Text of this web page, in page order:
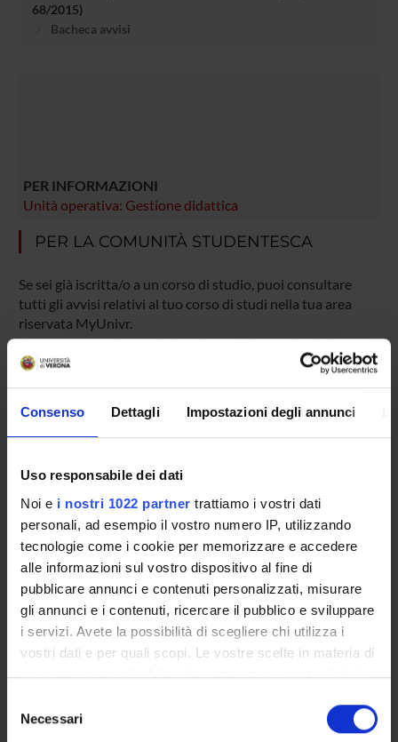
Consenso Dettagli Impostazioni degli annunci
Uso responsabile dei dati
Noi e i nostri 1022 partner trattiamo i vostri dati
personali, ad esempio il vostro numero IP, utilizzando
tecnologie come i cookie per memorizzare e accedere
alle informazioni sul vostro dispositivo al fine di
pubblicare annunci e contenuti personalizzati, misurare
gli annunci e i contenuti, ricercare il pubblico e sviluppare
i servizi. Avete la possibilità di scegliere chi utilizza i
vostri dati e per quali scopi. Le vostre scelte in materia di
privacy sono applicabili solo su questa proprietà digitale
modificare o revocare il proprio consenso in qualsiasi
momento dalla Dichiarazione sui cookie o facendo clic
delNecessari
68/2015)
Bacheca avvisi
PER INFORMAZIONI
Unità operativa: Gestione didattica
PER LA COMUNITÀ STUDENTESCA
Se sei già iscritta/o a un corso di studio, puoi consultare
tutti gli avvisi relativi al tuo corso di studi nella tua area
riservata MyUnivr.
In questo portale potrai visualizzare informazioni, risorse e
servizi utili che riguardano la tua carriera universitaria
procedure amministrative, ecc.).
Entra in MyUnivr con le tue credenziali GIA: solo così
della tua segreteria via mail e anche tramite l'app Univr.
MYUNIVR
Presentazione
Come iscriversi e Requisiti di ammissione
Piani didattici
Insegnamenti
Organi collegiali e di governo